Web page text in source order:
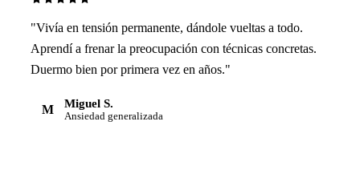
"Vivía en tensión permanente, dándole vueltas a todo.
Aprendí a frenar la preocupación con técnicas concretas.
Duermo bien por primera vez en años."
M Miguel S.
Ansiedad generalizada